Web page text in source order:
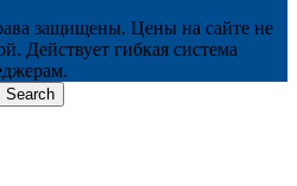
защищены. Цены на сайте не
Действует гибкая система
Search